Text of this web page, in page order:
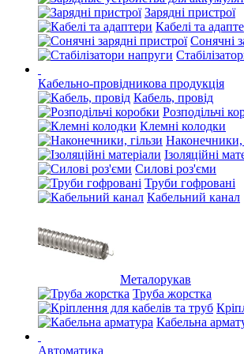
Зарядні пристрої
Кабелі та
Сонячні
Кабельно-провідникова продукція
Кабель, провід
Розподільчі
Клемні колодки
Наконечники,
Ізоляційні
Силові роз'єми
Труби гофровані
Кабельний канал
Металорукав
Труба жорстка
Кабельна
Автоматика